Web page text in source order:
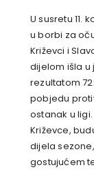
U susretu 11.
u borbi za
Križevci i
dijelom išla u
rezultatom
pobjedu
ostanak u
Križevce,
dijela
gostujućem